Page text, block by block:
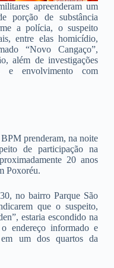
apreenderam um
porção de substância
a polícia, o suspeito
entre elas homicídio,
“Novo Cangaço”,
além de investigações
e envolvimento com
prenderam, na noite
de participação na
20 anos
Poxoréu.
no bairro Parque São
que o suspeito,
estaria escondido na
endereço informado e
um dos quartos da